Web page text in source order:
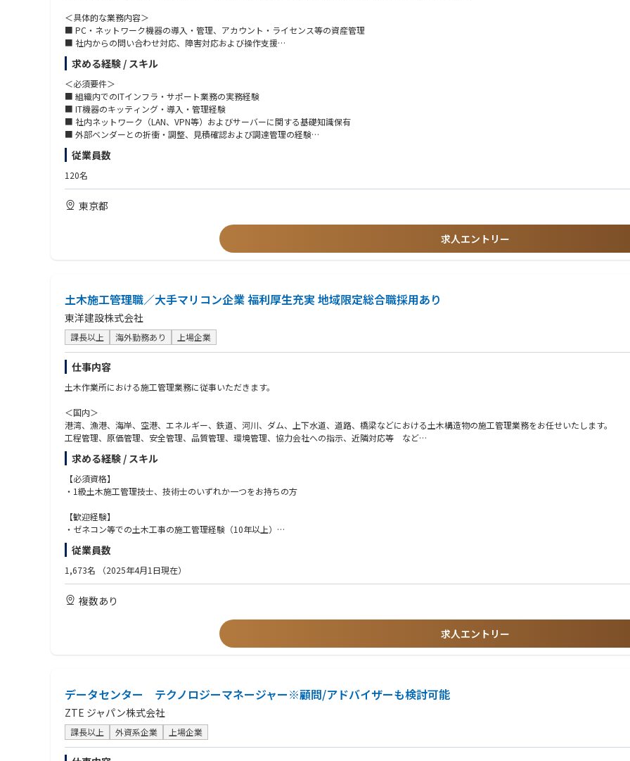
マネジメント力の双方を磨きながら、技術者としての成長を目指すことができます。
４）裁量を持ってプロジェクトを推進
設備更新や改造計画の立案段階から参画する機会も多く、自ら考え、提案し、形にしていくやりがいを感じられます。
＜具体的な業務内容＞
■ PC・ネットワーク機器の導入・管理、アカウント・ライセンス等の資産管理
■ 社内からの問い合わせ対応、障害対応および操作支援
■ 外部ベンダーとの調整・進捗管理、見積確認および調達管理
■ 情報セキュリティ強化施策の企画・実施
■ 社内業務の可視化、ITツールの企画・提案・導入による業務改善・DX推進
■ITツール開発業務全般
～当社の特徴～
片平エンジニアリングの創業者は、旧建設省・日本道路公団出身ということもあり、特に道路・交通分野においては高いノウハウを保有しておりま
求める経験 / スキル
＜必須要件＞
■ 組織内でのITインフラ・サポート業務の実務経験
■ IT機器のキッティング・導入・管理経験
■ 社内ネットワーク（LAN、VPN等）およびサーバーに関する基礎知識保有
■ 外部ベンダーとの折衝・調整、見積確認および調達管理の経験
■ITツールの開発経験
＜歓迎・優遇＞
■ Microsoft 365の利用・管理経験
■ システム開発、ITインフラまたはプロジェクト管理の経験
■ ITツールを活用した業務改善の企画・提案経験
従業員数
120名
東京都
求人エントリー
土木施工管理職／大手マリコン企業 福利厚生充実 地域限定総合職採用あり
東洋建設株式会社
課長以上 海外勤務あり 上場企業
仕事内容
土木作業所における施工管理業務に従事いただきます。
＜国内＞
港湾、漁港、海岸、空港、エネルギー、鉄道、河川、ダム、上下水道、道路、橋梁などにおける土木構造物の施工管理業務をお任せいたします。
工程管理、原価管理、安全管理、品質管理、環境管理、協力会社への指示、近隣対応等 など
＜海外＞
フィリピン営業所を拠点に、円借款・現地の政府から請負う海上工事においてプロジェクトマネージメントを担当いただきます。
建設コンサルタントや設計事務所、官公庁の担当者、また現地のサブコンやローカルスタッフを取りまとめる業務をお任せいたします。
求める経験 / スキル
【必須資格】
・1級土木施工管理技士、技術士のいずれか一つをお持ちの方
【歓迎経験】
・ゼネコン等での土木工事の施工管理経験（10年以上）
・陸上工事の経験（5年以上）：橋梁下部/道路/トンネル/河川治水/上下水道工事など
従業員数
1,673名 （2025年4月1日現在）
複数あり
求人エントリー
データセンター テクノロジーマネージャー※顧問/アドバイザーも検討可能
ZTE ジャパン株式会社
課長以上 外資系企業 上場企業